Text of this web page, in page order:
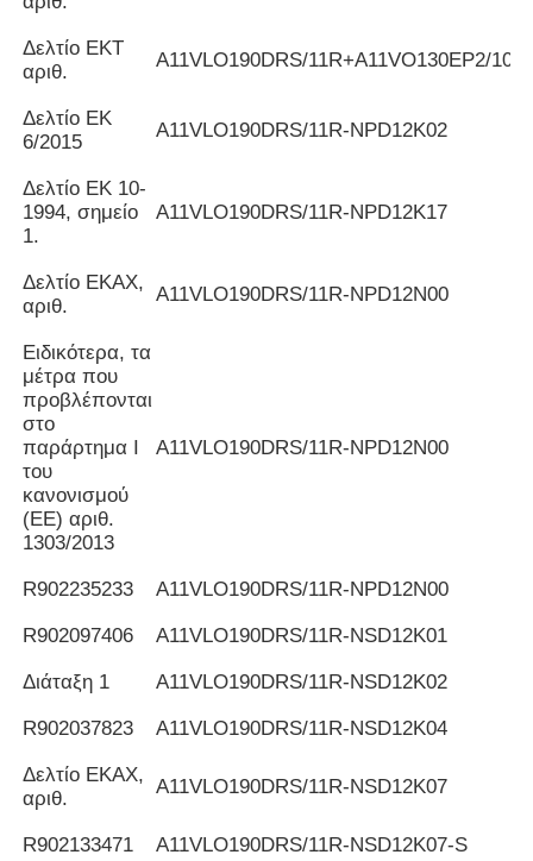
Δελτίο ΕΚΤ
αριθ.
Α11VLO190DRS/11R+A11VO130EP2/10R
Δελτίο ΕΚ
6/2015
Α11VLO190DRS/11R-NPD12K02
Δελτίο ΕΚ 10-
1994, σημείο
1.
Α11VLO190DRS/11R-NPD12K17
Δελτίο ΕΚΑΧ,
αριθ.
Α11VLO190DRS/11R-NPD12N00
Ειδικότερα, τα
μέτρα που
προβλέπονται
στο
παράρτημα I
του
κανονισμού
(ΕΕ) αριθ.
1303/2013
Α11VLO190DRS/11R-NPD12N00
R902235233 Α11VLO190DRS/11R-NPD12N00
R902097406 Α11VLO190DRS/11R-NSD12K01
Διάταξη 1 Α11VLO190DRS/11R-NSD12K02
R902037823 Α11VLO190DRS/11R-NSD12K04
Δελτίο ΕΚΑΧ,
αριθ.
Α11VLO190DRS/11R-NSD12K07
R902133471 Α11VLO190DRS/11R-NSD12K07-S